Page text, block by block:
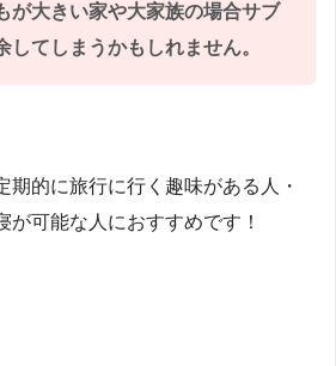
が大きい家や大家族の場合サブ
してしまうかもしれません。
期的に旅行に行く趣味がある人・
が可能な人におすすめです！